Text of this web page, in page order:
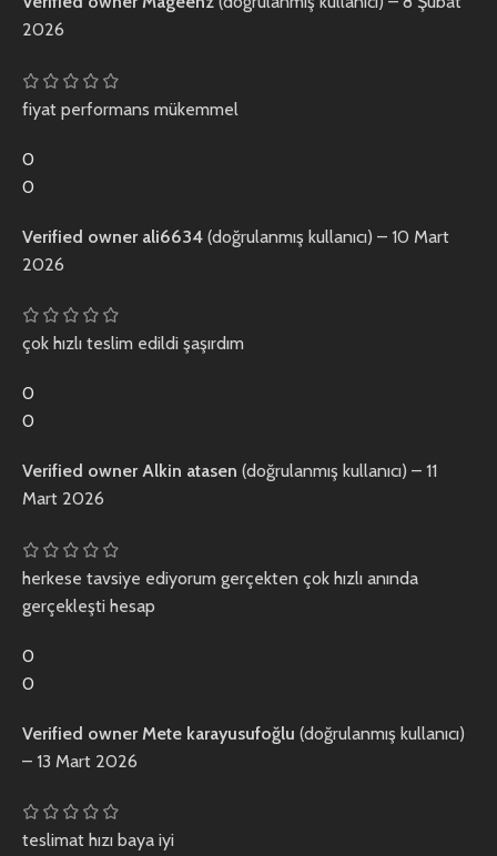
2026
fiyat performans mükemmel
0
0
Verified owner ali6634 (doğrulanmış kullanıcı) – 10 Mart
2026
çok hızlı teslim edildi şaşırdım
0
0
Verified ownerAlkin atasen (doğrulanmış kullanıcı) – 11
Mart 2026
herkese tavsiye ediyorum gerçekten çok hızlı anında
gerçekleşti hesap
0
0
Verified owner Mete karayusufoğlu (doğrulanmış kullanıcı)
– 13 Mart 2026
teslimat hızı baya iyi